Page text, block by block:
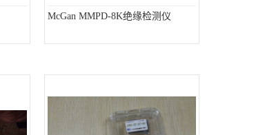
McGan MMPD-8K绝缘检测仪